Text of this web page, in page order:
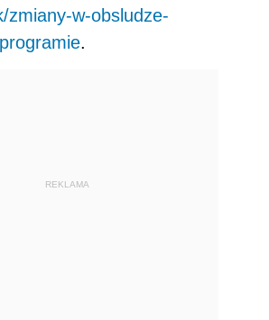
zmiany-w-obsludze-
.
REKLAMA